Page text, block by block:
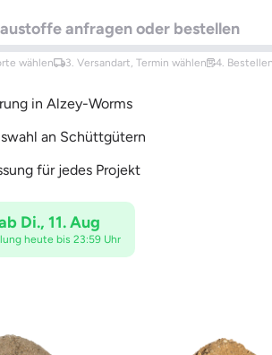
anfragen oder bestellen
wählen 3. Versandart,Termin wählen 4.
in Alzey-Worms
an Schüttgütern
für jedes Projekt
Di., 11. Aug
heute bis 23:59 Uhr